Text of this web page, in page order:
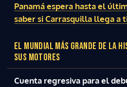
Panamá espera hasta el
saber si Carrasquilla llega a
EL MUNDIAL MÁS GRANDE DE LA
SUS MOTORES
Cuenta regresiva para el